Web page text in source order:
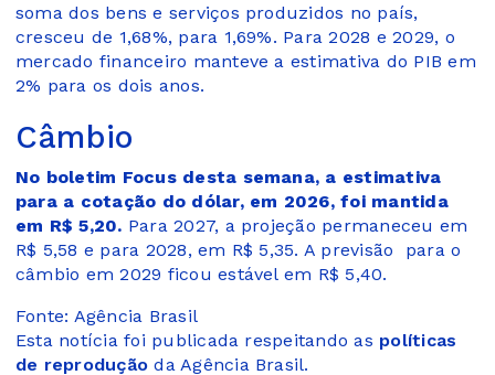
soma dos bens e serviços produzidos no país,
cresceu de 1,68%, para 1,69%. Para 2028 e 2029, o
mercado financeiro manteve a estimativa do PIB em
2% para os dois anos.
Câmbio
No boletim Focus desta semana, a estimativa
para a cotação do dólar, em 2026, foi mantida
em R$ 5,20. Para 2027, a projeção permaneceu em
R$ 5,58 e para 2028, em R$ 5,35. A previsão para o
câmbio em 2029 ficou estável em R$ 5,40.
Fonte: Agência Brasil
Esta notícia foi publicada respeitando as políticas
de reprodução da Agência Brasil.